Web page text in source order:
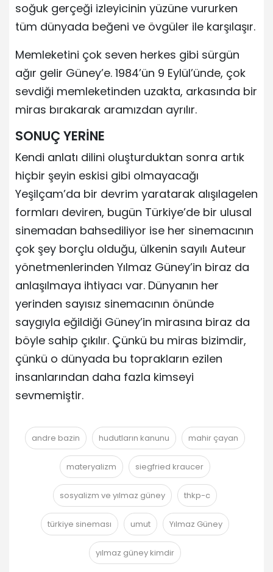
soğuk gerçeği izleyicinin yüzüne vururken
tüm dünyada beğeni ve övgüler ile karşılaşır.
Memleketini çok seven herkes gibi sürgün
ağır gelir Güney’e. 1984’ün 9 Eylül’ünde, çok
sevdiği memleketinden uzakta, arkasında bir
miras bırakarak aramızdan ayrılır.
SONUÇ YERİNE
Kendi anlatı dilini oluşturduktan sonra artık
hiçbir şeyin eskisi gibi olmayacağı
Yeşilçam’da bir devrim yaratarak alışılagelen
formları deviren, bugün Türkiye’de bir ulusal
sinemadan bahsediliyor ise her sinemacının
çok şey borçlu olduğu, ülkenin sayılı Auteur
yönetmenlerinden Yılmaz Güney’in biraz da
anlaşılmaya ihtiyacı var. Dünyanın her
yerinden sayısız sinemacının önünde
saygıyla eğildiği Güney’in mirasına biraz da
böyle sahip çıkılır. Çünkü bu miras bizimdir,
çünkü o dünyada bu toprakların ezilen
insanlarından daha fazla kimseyi
sevmemiştir.
andre bazin hudutların kanunu mahir çayan
materyalizm siegfried kraucer
sosyalizm ve yılmaz güney thkp-c
türkiye sineması umut Yılmaz Güney
yılmaz güney kimdir